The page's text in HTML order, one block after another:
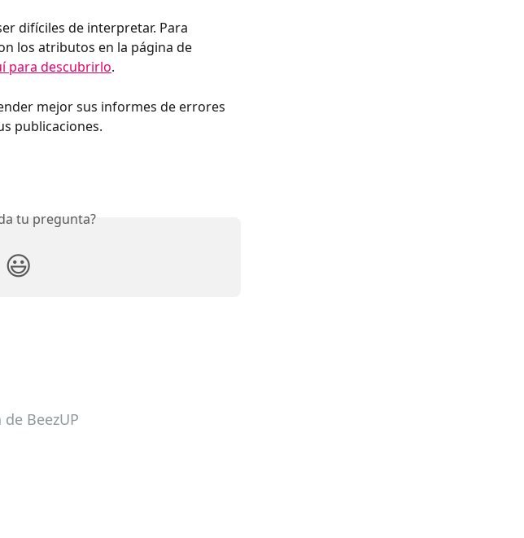
difíciles de interpretar. Para
los atributos en la página de
para descubrirlo.
mejor sus informes de errores
publicaciones.
tu pregunta?
😃